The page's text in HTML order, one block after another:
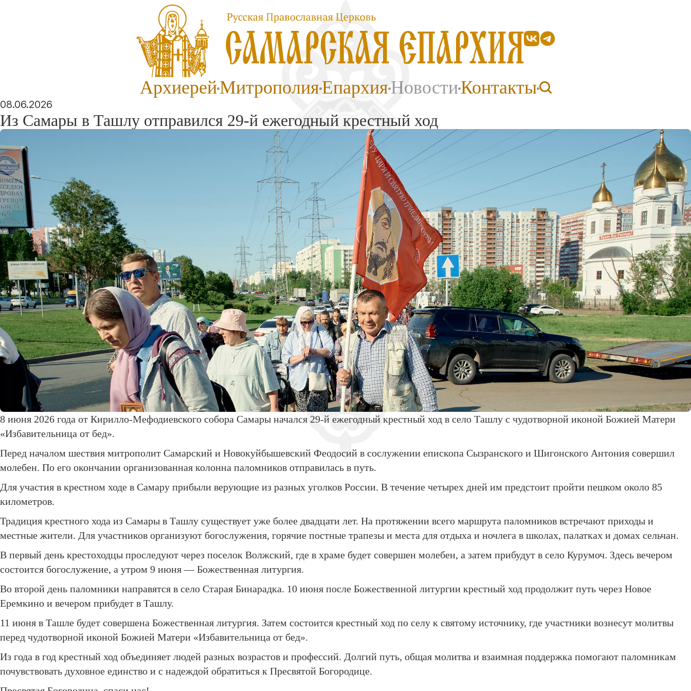
АрхиерейМитрополияЕпархияНовостиКонтакты
08.06.2026
Из Самары в Ташлу отправился 29-й ежегодный крестный ход
8 июня 2026 года от Кирилло-Мефодиевского собора Самары начался 29-й ежегодный крестный ход в село Ташлу с чудотворной иконой Божией Матери
«Избавительница от бед».
Перед началом шествия митрополит Самарский и Новокуйбышевский Феодосий в сослужении епископа Сызранского и Шигонского Антония совершил
молебен. По его окончании организованная колонна паломников отправилась в путь.
Для участия в крестном ходе в Самару прибыли верующие из разных уголков России. В течение четырех дней им предстоит пройти пешком около 85
километров.
Традиция крестного хода из Самары в Ташлу существует уже более двадцати лет. На протяжении всего маршрута паломников встречают приходы и
местные жители. Для участников организуют богослужения, горячие постные трапезы и места для отдыха и ночлега в школах, палатках и домах сельчан.
В первый день крестоходцы проследуют через поселок Волжский, где в храме будет совершен молебен, а затем прибудут в село Курумоч. Здесь вечером
состоится богослужение, а утром 9 июня — Божественная литургия.
Во второй день паломники направятся в село Старая Бинарадка. 10 июня после Божественной литургии крестный ход продолжит путь через Новое
Еремкино и вечером прибудет в Ташлу.
11 июня в Ташле будет совершена Божественная литургия. Затем состоится крестный ход по селу к святому источнику, где участники вознесут молитвы
перед чудотворной иконой Божией Матери «Избавительница от бед».
Из года в год крестный ход объединяет людей разных возрастов и профессий. Долгий путь, общая молитва и взаимная поддержка помогают паломникам
почувствовать духовное единство и с надеждой обратиться к Пресвятой Богородице.